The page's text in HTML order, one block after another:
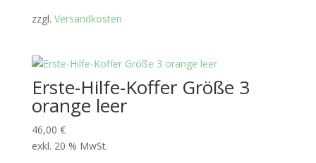
zzgl. Versandkosten
Erste-Hilfe-Koffer Größe 3
orange leer
46,00 €
exkl. 20 % MwSt.